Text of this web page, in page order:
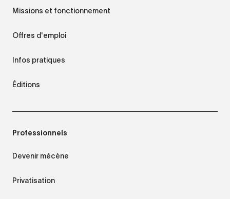
Missions et fonctionnement
Offres d'emploi
Infos pratiques
Éditions
Professionnels
Devenir mécène
Privatisation